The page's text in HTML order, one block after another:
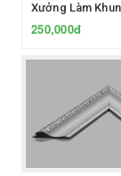
250,000đ